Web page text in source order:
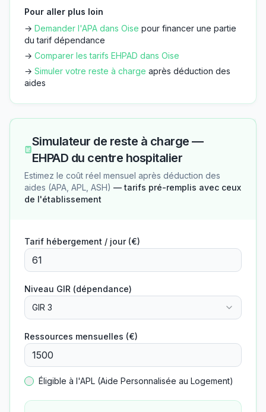
Pour aller plus loin
→ Demander l'APA dans Oise pour financer une partie
du tarif dépendance
→ Comparer les tarifs EHPAD dans Oise
→ Simuler votre reste à charge après déduction des
aides
Simulateur de reste à charge —
EHPAD du centre hospitalier
Estimez le coût réel mensuel après déduction des
aides (APA, APL, ASH) — tarifs pré-remplis avec ceux
de l'établissement
Tarif hébergement / jour (€)
Niveau GIR (dépendance)
GIR 3
Ressources mensuelles (€)
Éligible à l'APL (Aide Personnalisée au Logement)